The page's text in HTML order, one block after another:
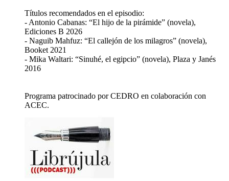
Títulos recomendados en el episodio:
- Antonio Cabanas: “El hijo de la pirámide” (novela),
Ediciones B 2026
- Naguib Mahfuz: “El callejón de los milagros” (novela),
Booket 2021
- Mika Waltari: “Sinuhé, el egipcio” (novela), Plaza y Janés
2016
Programa patrocinado por CEDRO en colaboración con
ACEC.